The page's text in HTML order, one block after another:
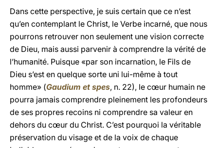
Dans cette perspective, je suis certain que ce n’est
qu’en contemplant le Christ, le Verbe incarné, que nous
pourrons retrouver non seulement une vision correcte
de Dieu, mais aussi parvenir à comprendre la vérité de
l’humanité. Puisque «par son incarnation, le Fils de
Dieu s’est en quelque sorte uni lui-même à tout
homme» (Gaudium et spes, n. 22), le cœur humain ne
pourra jamais comprendre pleinement les profondeurs
de ses propres recoins ni comprendre sa valeur en
dehors du cœur du Christ. C’est pourquoi la véritable
préservation du visage et de la voix de chaque